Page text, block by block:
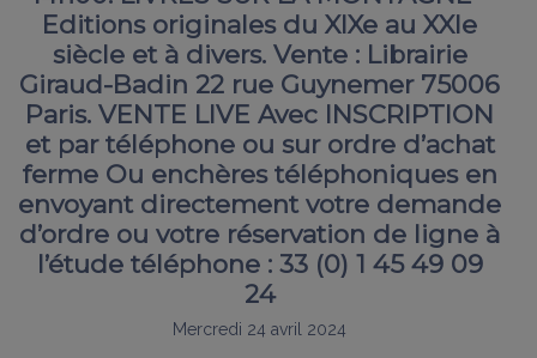
Editions originales du XIXe au XXIe
siècle et à divers. Vente : Librairie
Giraud-Badin 22 rue Guynemer 75006
Paris. VENTE LIVE Avec INSCRIPTION
et par téléphone ou sur ordre d’achat
ferme Ou enchères téléphoniques en
envoyant directement votre demande
d’ordre ou votre réservation de ligne à
l’étude téléphone : 33 (0) 1 45 49 09
24
Mercredi 24 avril 2024